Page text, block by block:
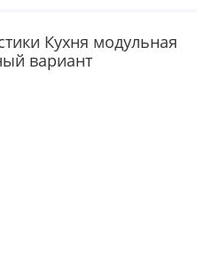
Кухня модульная
вариант